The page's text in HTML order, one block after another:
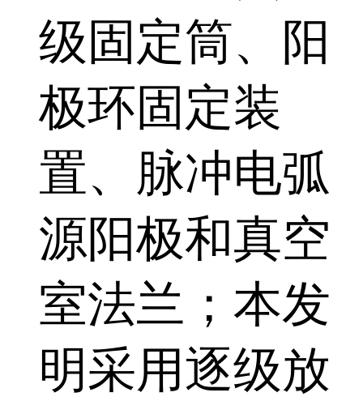
级固定筒、阳
极环固定装
置、脉冲电弧
源阳极和真空
室法兰；本发
明采用逐级放